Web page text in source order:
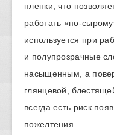
пленки, что
работать «по-
используется при
и полупрозрачные
насыщенным, а
глянцевой,
всегда есть риск
пожелтения.